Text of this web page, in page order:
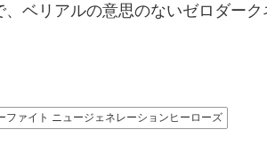
ベリアルの意思のないゼロダーク
ファイト ニュージェネレーションヒーローズ